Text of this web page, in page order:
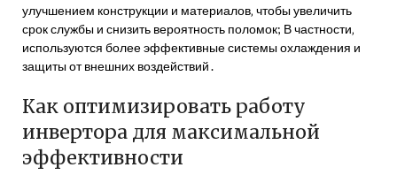
улучшением конструкции и материалов‚ чтобы увеличить
срок службы и снизить вероятность поломок; В частности‚
используются более эффективные системы охлаждения и
защиты от внешних воздействий․
Как оптимизировать работу
инвертора для максимальной
эффективности